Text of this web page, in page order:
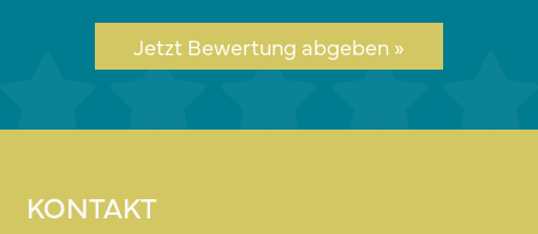
KONTAKT
Jetzt Bewertung abgeben »